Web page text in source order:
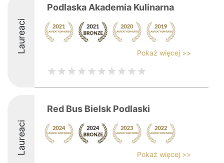
Laureaci
Podlaska Akademia Kulinarna
Pokaż więcej >>
Laureaci
Red Bus Bielsk Podlaski
Pokaż więcej >>